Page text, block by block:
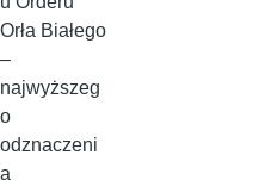
Orła Białego
–
najwyższeg
o
odznaczeni
a